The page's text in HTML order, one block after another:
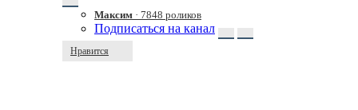
Максим · 7848 роликов
Подписаться на канал
Нравится